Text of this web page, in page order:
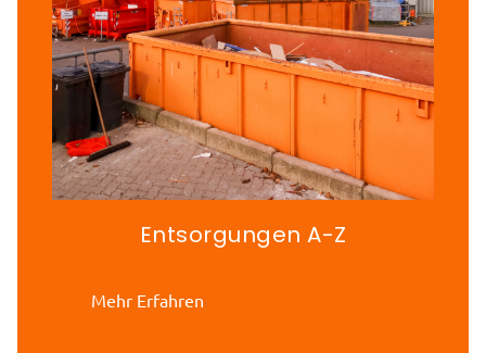
Entsorgungen A-Z
Mehr Erfahren